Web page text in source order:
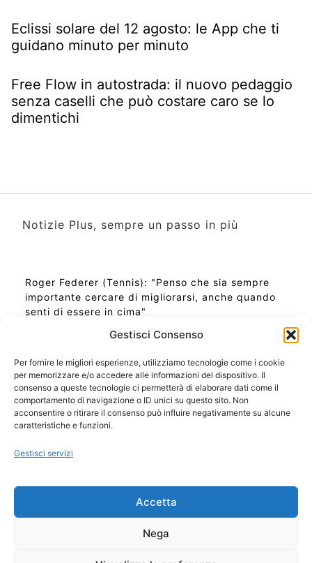
Gestisci Consenso
Per fornire le migliori esperienze, utilizziamo tecnologie come i cookie
per memorizzare e/o accedere alle informazioni del dispositivo. Il
consenso a queste tecnologie ci permetterà di elaborare dati come il
comportamento di navigazione o ID unici su questo sito. Non
acconsentire o ritirare il consenso può influire negativamente su alcune
caratteristiche e funzioni.
Gestisci servizi
Accetta
Nega
Eclissi solare del 12 agosto: le App che ti
guidano minuto per minuto
Free Flow in autostrada: il nuovo pedaggio
senza caselli che può costare caro se lo
dimentichi
Notizie Plus, sempre un passo in più
Roger Federer (Tennis): "Penso che sia sempre
importante cercare di migliorarsi, anche quando
senti di essere in cima"
Ora Esatta in Italia in questo momento
Ti Senti Strano Ultimamente? Potrebbe Essere per
la Risonanza di Schumann
Come Sapere Se Stai Ascendendo alla Quinta
Copyright 2026 NotiziePlus.com
📰 Contenuto Umano Verificato
Privacy Coockie
Pubblicità